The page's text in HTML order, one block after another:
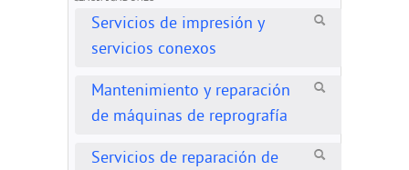
Servicios de impresión y
servicios conexos
Mantenimiento y reparación
de máquinas de reprografía
Servicios de reparación de